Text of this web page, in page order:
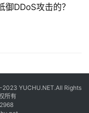
御DDoS攻击的？
YUCHU.NET.All Rights
所有